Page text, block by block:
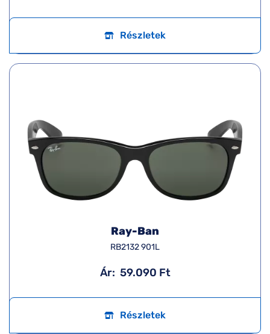
Részletek
Ray-Ban
RB2132 901L
Ár: 59.090 Ft
Részletek